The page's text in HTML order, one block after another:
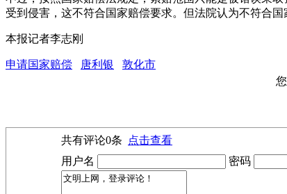
受到侵害，这不符合国家赔偿要求。但法院认为不符合
本报记者李志刚
申请国家赔偿 唐利银
敦化市
共有评论0条
点击查看
用户名
密码